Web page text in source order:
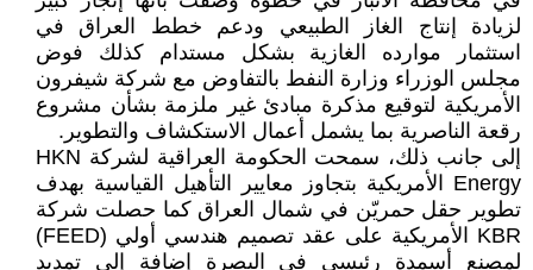
لزيادة إنتاج الغاز الطبيعي ودعم خطط العراق في
استثمار موارده الغازية بشكل مستدام كذلك فوض
مجلس الوزراء وزارة النفط بالتفاوض مع شركة شيفرون
الأمريكية لتوقيع مذكرة مبادئ غير ملزمة بشأن مشروع
رقعة الناصرية بما يشمل أعمال الاستكشاف والتطوير.
إلى جانب ذلك، سمحت الحكومة العراقية لشركة HKN
Energy الأمريكية بتجاوز معايير التأهيل القياسية بهدف
تطوير حقل حمريّن في شمال العراق كما حصلت شركة
KBR الأمريكية على عقد تصميم هندسي أولي (FEED)
لمصنع أسمدة رئيسي في البصرة إضافة إلى تمديد